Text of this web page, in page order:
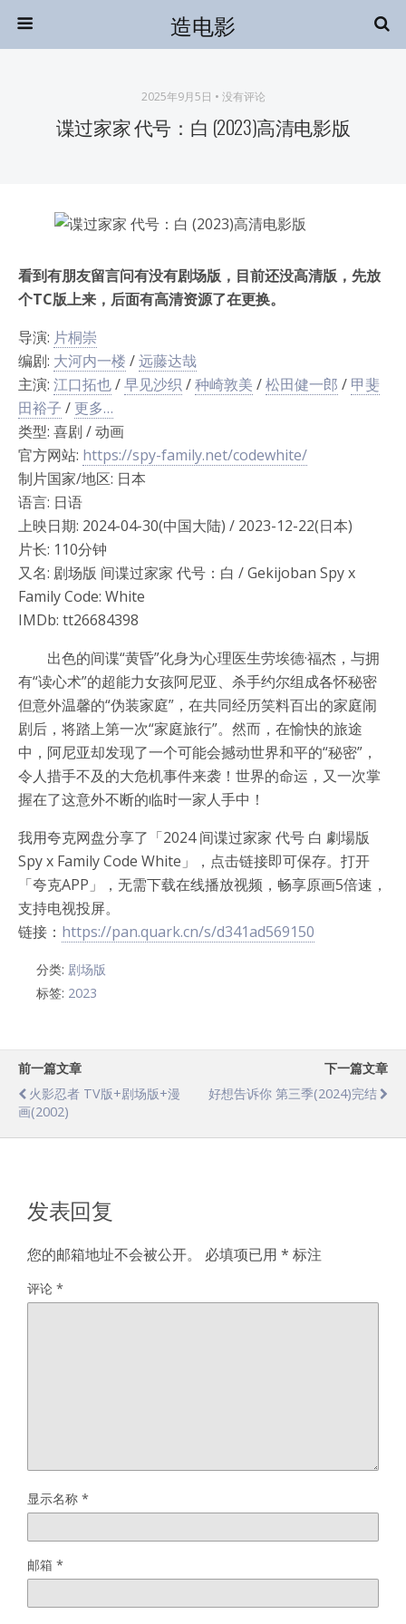
造电影
2025年9月5日 • 没有评论
谍过家家 代号：白 (2023)高清电影版
看到有朋友留言问有没有剧场版，目前还没高清版，先放
个TC版上来，后面有高清资源了在更换。
导演: 片桐崇
编剧: 大河内一楼 /远藤达哉
主演: 江口拓也/早见沙织 /种崎敦美 /松田健一郎 / 甲斐
田裕子 / 更多…
类型: 喜剧 / 动画
官方网站: https://spy-family.net/codewhite/
制片国家/地区: 日本
语言: 日语
上映日期: 2024-04-30(中国大陆) / 2023-12-22(日本)
片长: 110分钟
又名: 剧场版 间谍过家家 代号：白 / Gekijoban Spy x
Family Code: White
IMDb: tt26684398
出色的间谍“黄昏”化身为心理医生劳埃德·福杰，与拥
有“读心术”的超能力女孩阿尼亚、杀手约尔组成各怀秘密
但意外温馨的“伪装家庭”，在共同经历笑料百出的家庭闹
剧后，将踏上第一次“家庭旅行”。然而，在愉快的旅途
中，阿尼亚却发现了一个可能会撼动世界和平的“秘密”，
令人措手不及的大危机事件来袭！世界的命运，又一次掌
握在了这意外不断的临时一家人手中！
我用夸克网盘分享了「2024 间谍过家家 代号 白 劇場版
Spy x Family Code White」，点击链接即可保存。打开
「夸克APP」，无需下载在线播放视频，畅享原画5倍速，
支持电视投屏。
链接： https://pan.quark.cn/s/d341ad569150
分类: 剧场版
标签: 2023
前一篇文章
火影忍者 TV版+剧场版+漫
画(2002)
下一篇文章
好想告诉你 第三季(2024)完结
发表回复
您的邮箱地址不会被公开。 必填项已用 * 标注
评论 *
显示名称 *
邮箱 *